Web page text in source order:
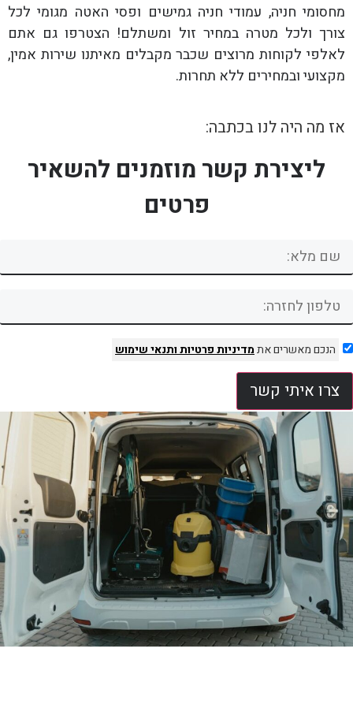
מחסומי חניה, עמודי חניה גמישים ופסי האטה מגומי לכל
צורך ולכל מטרה במחיר זול ומשתלם! הצטרפו גם אתם
לאלפי לקוחות מרוצים שכבר מקבלים מאיתנו שירות אמין,
מקצועי ובמחירים ללא תחרות.
אז מה היה לנו בכתבה:
ליצירת קשר מוזמנים להשאיר
פרטים
הנכם מאשרים אתמדיניות פרטיותותנאי שימוש
צרו איתי קשר